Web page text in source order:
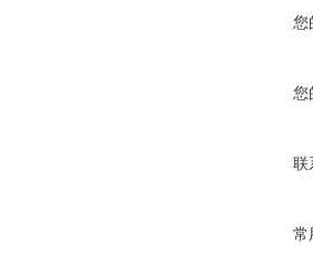
您
您
联
常